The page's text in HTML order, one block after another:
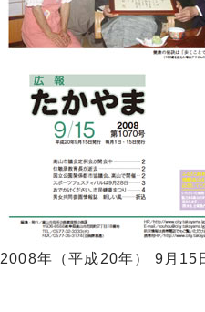
2008年（平成20年） 9月15